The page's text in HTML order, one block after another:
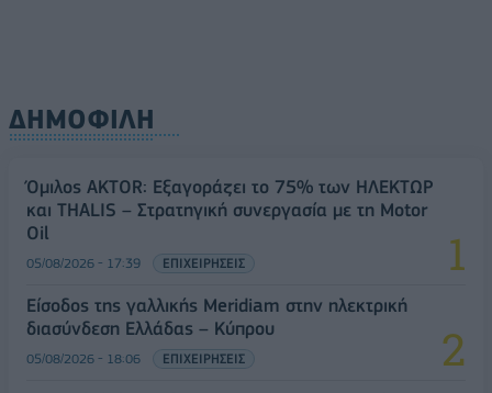
ΔΗΜΟΦΙΛΗ
Όμιλος AKTOR: Εξαγοράζει το 75% των ΗΛΕΚΤΩΡ
και THALIS – Στρατηγική συνεργασία με τη Motor
Oil
05/08/2026 - 17:39 ΕΠΙΧΕΙΡΗΣΕΙΣ
Είσοδος της γαλλικής Meridiam στην ηλεκτρική
διασύνδεση Ελλάδας – Κύπρου
05/08/2026 - 18:06 ΕΠΙΧΕΙΡΗΣΕΙΣ